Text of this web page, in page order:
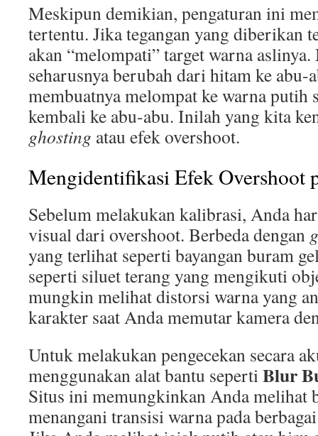
Meskipun demikian, pengaturan ini
tertentu. Jika tegangan yang diberikan
akan “melompati” target warna
seharusnya berubah dari hitam ke abu-
membuatnya melompat ke warna putih
kembali ke abu-abu. Inilah yang kita
ghosting atau efek overshoot.
Mengidentifikasi Efek Overshoot
Sebelum melakukan kalibrasi, Anda
visual dari overshoot. Berbeda dengan
yang terlihat seperti bayangan buram
seperti siluet terang yang mengikuti
mungkin melihat distorsi warna yang
karakter saat Anda memutar kamera
Untuk melakukan pengecekan secara
menggunakan alat bantu sepertiBlur
Situs ini memungkinkan Anda melihat
menangani transisi warna pada